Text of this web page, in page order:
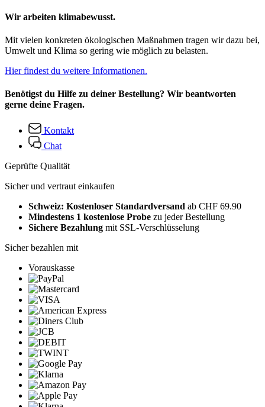
Wir arbeiten klimabewusst.
Mit vielen konkreten ökologischen Maßnahmen tragen wir dazu bei,
Umwelt und Klima so gering wie möglich zu belasten.
Hier findest du weitere Informationen.
Benötigst du Hilfe zu deiner Bestellung? Wir beantworten
gerne deine Fragen.
Kontakt
Chat
Geprüfte Qualität
Sicher und vertraut einkaufen
Schweiz: Kostenloser Standardversand ab CHF 69.90
Mindestens 1 kostenlose Probe zu jeder Bestellung
Sichere Bezahlung mit SSL-Verschlüsselung
Sicher bezahlen mit
Vorauskasse